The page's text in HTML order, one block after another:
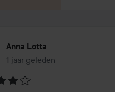
Anna Lotta
1 jaar geleden
Het bericht is gemaakt 1 jaar